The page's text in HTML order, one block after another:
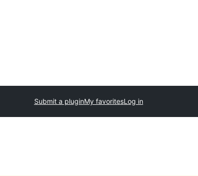
Submit a pluginMy favoritesLog in